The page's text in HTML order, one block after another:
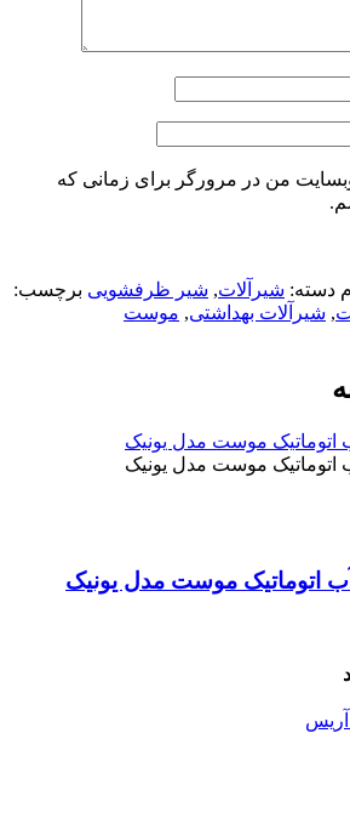
وبسایت من در مرورگر برای زمانی که
دسته: شیرآلات, شیر ظرفشویی برچسب:
, شیرآلات بهداشتی, موست
اتوماتیک موست مدل یونیک